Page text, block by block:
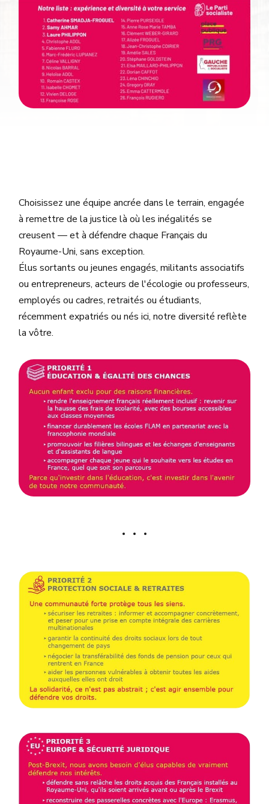
Choisissez une équipe ancrée dans le terrain, engagée
à remettre de la justice là où les inégalités se
creusent — et à défendre chaque Français du
Royaume-Uni, sans exception.
Élus sortants ou jeunes engagés, militants associatifs
ou entrepreneurs, acteurs de l'écologie ou professeurs,
employés ou cadres, retraités ou étudiants,
récemment expatriés ou nés ici, notre diversité reflète
la vôtre.